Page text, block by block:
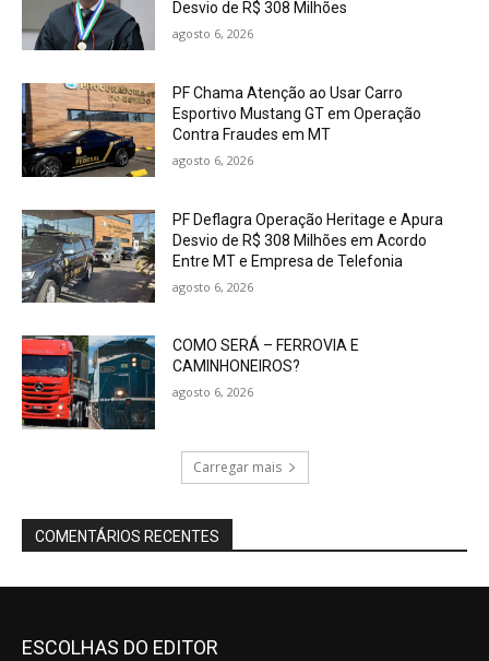
Desvio de R$ 308 Milhões
agosto 6, 2026
PF Chama Atenção ao Usar Carro
Esportivo Mustang GT em Operação
Contra Fraudes em MT
agosto 6, 2026
PF Deflagra Operação Heritage e Apura
Desvio de R$ 308 Milhões em Acordo
Entre MT e Empresa de Telefonia
agosto 6, 2026
COMO SERÁ – FERROVIA E
CAMINHONEIROS?
agosto 6, 2026
Carregar mais
COMENTÁRIOS RECENTES
ESCOLHAS DO EDITOR